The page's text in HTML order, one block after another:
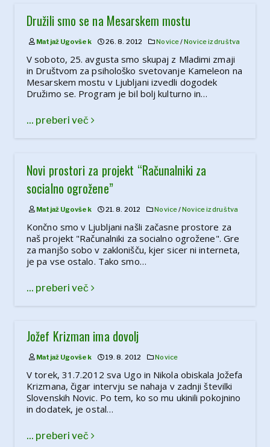
Družili smo se na Mesarskem mostu
Matjaž Ugovšek 26. 8. 2012 Novice/Novice iz društva
V soboto, 25. avgusta smo skupaj z Mladimi zmaji
in Društvom za psihološko svetovanje Kameleon na
Mesarskem mostu v Ljubljani izvedli dogodek
Družimo se. Program je bil bolj kulturno in…
... preberi več
Novi prostori za projekt “Računalniki za
socialno ogrožene”
Matjaž Ugovšek 21. 8. 2012 Novice/Novice iz društva
Končno smo v Ljubljani našli začasne prostore za
naš projekt "Računalniki za socialno ogrožene". Gre
za manjšo sobo v zaklonišču, kjer sicer ni interneta,
je pa vse ostalo. Tako smo…
... preberi več
Jožef Krizman ima dovolj
Matjaž Ugovšek 19. 8. 2012 Novice
V torek, 31.7.2012 sva Ugo in Nikola obiskala Jožefa
Krizmana, čigar intervju se nahaja v zadnji številki
Slovenskih Novic. Po tem, ko so mu ukinili pokojnino
in dodatek, je ostal…
... preberi več